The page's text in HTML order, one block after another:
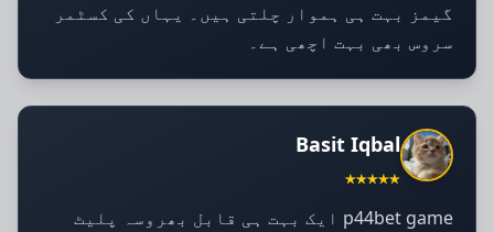
گیمز بہت ہی ہموار چلتی ہیں۔ یہاں کی کسٹمر
سروس بھی بہت اچھی ہے۔
Basit Iqbal
★★★★★
p44bet game ایک بہت ہی قابل بھروسہ پلیٹ